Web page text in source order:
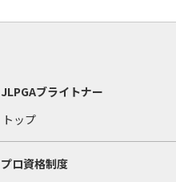
JLPGAブライトナー
トップ
プロ資格制度